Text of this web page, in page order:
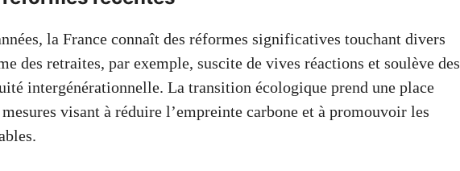
la France connaît des réformes significatives touchant divers
des retraites, par exemple, suscite de vives réactions et soulève des
intergénérationnelle. La transition écologique prend une place
visant à réduire l’empreinte carbone et à promouvoir les